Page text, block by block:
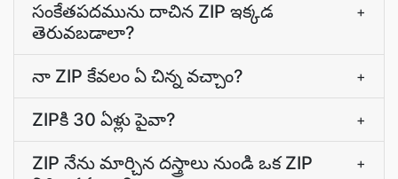
సంకేతపదమును దాచిన ZIP ఇక్కడ
తెరువబడాలా?
+
నా ZIP కేవలం ఏ చిన్న వచ్చాం? +
ZIPకి 30 ఏళ్లు పైవా? +
ZIP నేను మార్చిన దస్త్రాలు నుండి ఒక ZIP
+